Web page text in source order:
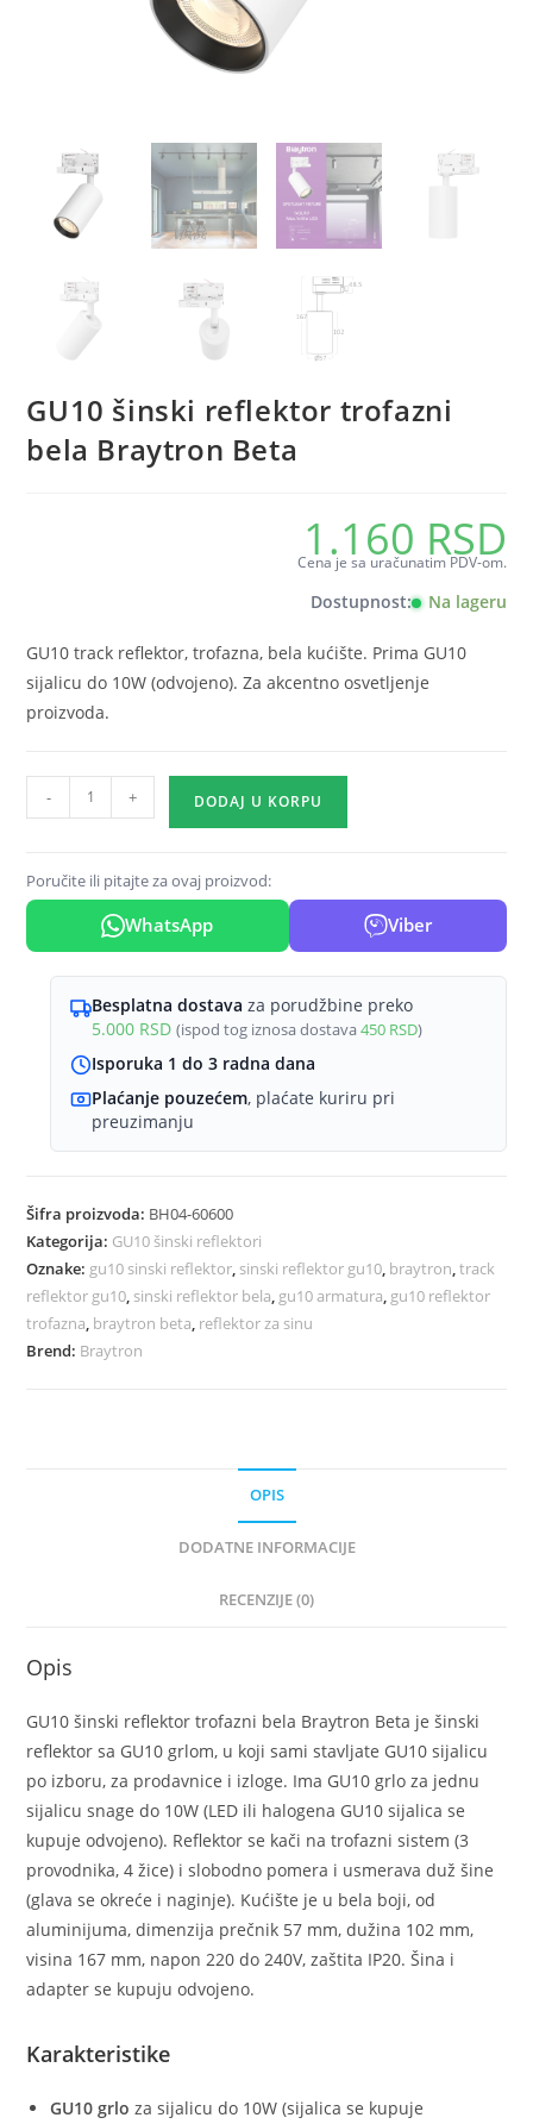
GU10 šinski reflektor trofazni
bela Braytron Beta
1.160 RSD
Cena je sa uračunatim PDV-om.
Dostupnost: Na lageru
GU10 track reflektor, trofazna, bela kućište. Prima GU10
sijalicu do 10W (odvojeno). Za akcentno osvetljenje
proizvoda.
šinski
trofazni
bela
količina
- + DODAJ U KORPU
Poručite ili pitajte za ovaj proizvod:
WhatsApp Viber
Besplatna dostava za porudžbine preko
5.000 RSD (ispod tog iznosa dostava450 RSD)
Isporuka 1 do 3 radna dana
Plaćanje pouzećem, plaćate kuriru pri
preuzimanju
Šifra proizvoda: BH04-60600
Kategorija: GU10 šinski reflektori
Oznake: gu10 sinski reflektor sinski reflektor gu10 braytron ,track
reflektor gu10 sinski reflektor bela gu10 armatura gu10 reflektor
trofazna braytron beta reflektor za sinu
Brend: Braytron
OPIS
DODATNE INFORMACIJE
RECENZIJE (0)
Opis
GU10 šinski reflektor trofazni bela Braytron Beta je šinski
reflektor sa GU10 grlom, u koji sami stavljate GU10 sijalicu
po izboru, za prodavnice i izloge. Ima GU10 grlo za jednu
sijalicu snage do 10W (LED ili halogena GU10 sijalica se
kupuje odvojeno). Reflektor se kači na trofazni sistem (3
provodnika, 4 žice) i slobodno pomera i usmerava duž šine
(glava se okreće i naginje). Kućište je u bela boji, od
aluminijuma, dimenzija prečnik 57 mm, dužina 102 mm,
visina 167 mm, napon 220 do 240V, zaštita IP20. Šina i
adapter se kupuju odvojeno.
Karakteristike
GU10 grlo za sijalicu do 10W (sijalica se kupuje